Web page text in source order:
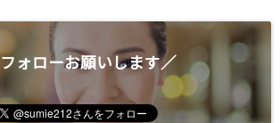
ォローお願いします／